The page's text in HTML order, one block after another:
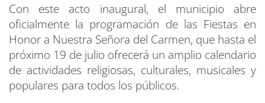
Con este acto inaugural, el municipio abre
oficialmente la programación de las Fiestas en
Honor a Nuestra Señora del Carmen, que hasta el
próximo 19 de julio ofrecerá un amplio calendario
de actividades religiosas, culturales, musicales y
populares para todos los públicos.